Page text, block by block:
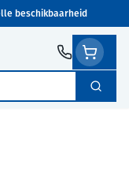
beschikbaarheid
Zoek